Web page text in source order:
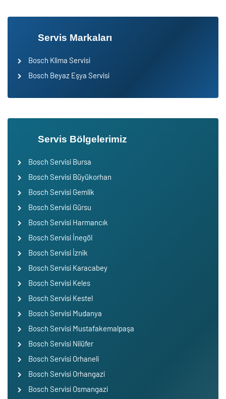
Servis Markaları
Bosch Klima Servisi
Bosch Beyaz Eşya Servisi
Servis Bölgelerimiz
Bosch Servisi Bursa
Bosch Servisi Büyükorhan
Bosch Servisi Gemlik
Bosch Servisi Gürsu
Bosch Servisi Harmancık
Bosch Servisi İnegöl
Bosch Servisi İznik
Bosch Servisi Karacabey
Bosch Servisi Keles
Bosch Servisi Kestel
Bosch Servisi Mudanya
Bosch Servisi Mustafakemalpaşa
Bosch Servisi Nilüfer
Bosch Servisi Orhaneli
Bosch Servisi Orhangazi
Bosch Servisi Osmangazi